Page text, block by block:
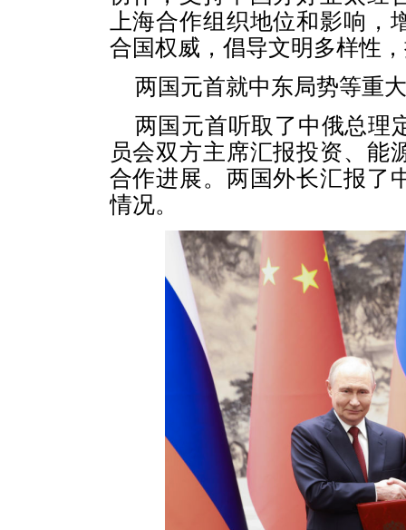
上海合作组织地位和影响
合国权威，倡导文明多样性
两国元首就中东局势等重
两国元首听取了中俄总理
员会双方主席汇报投资、能
合作进展。两国外长汇报了
情况。